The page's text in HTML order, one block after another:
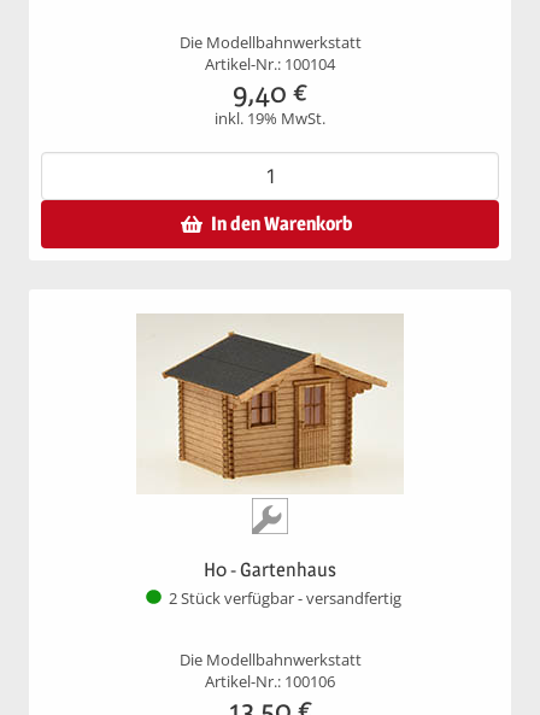
Die Modellbahnwerkstatt
Artikel-Nr.: 100104
9,40 €
inkl. 19% MwSt.
In den Warenkorb
H0 - Gartenhaus
2 Stück verfügbar - versandfertig
Die Modellbahnwerkstatt
Artikel-Nr.: 100106